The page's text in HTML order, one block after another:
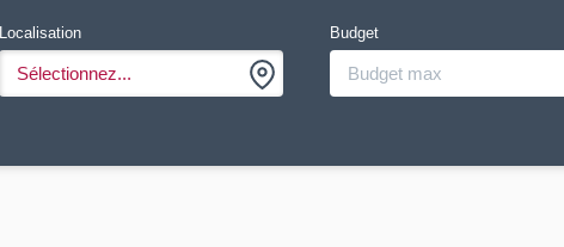
Localisation
Sélectionnez...
Budget